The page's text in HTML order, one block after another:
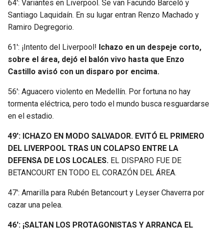
64′: Variantes en Liverpool. Se van Facundo Barceló y
Santiago Laquidaín. En su lugar entran Renzo Machado y
Ramiro Degregorio.
61′: ¡Intento del Liverpool! Ichazo en un despeje corto,
sobre el área, dejó el balón vivo hasta que Enzo
Castillo avisó con un disparo por encima.
56′: Aguacero violento en Medellín. Por fortuna no hay
tormenta eléctrica, pero todo el mundo busca resguardarse
en el estadio.
49′: ICHAZO EN MODO SALVADOR. EVITÓ EL PRIMERO
DEL LIVERPOOL TRAS UN COLAPSO ENTRE LA
DEFENSA DE LOS LOCALES. EL DISPARO FUE DE
BETANCOURT EN TODO EL CORAZÓN DEL ÁREA.
47′: Amarilla para Rubén Betancourt y Leyser Chaverra por
cazar una pelea.
46′: ¡SALTAN LOS PROTAGONISTAS Y ARRANCA EL